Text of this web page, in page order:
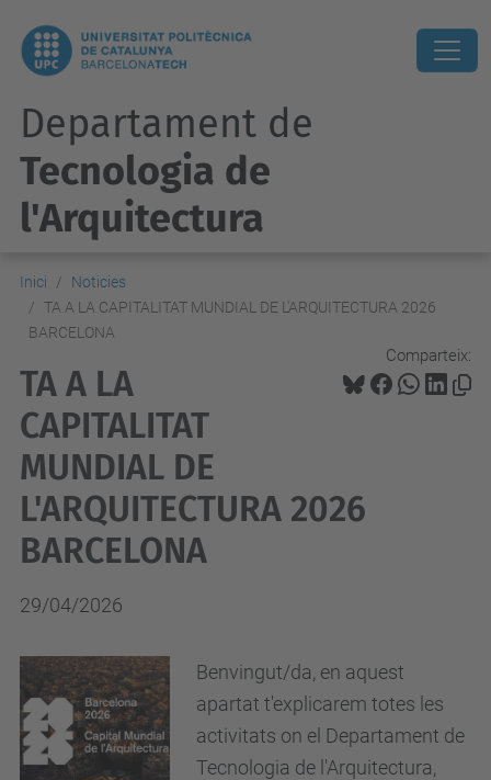
Departament de
Tecnologia de
l'Arquitectura
Inici
Noticies
TA A LA CAPITALITAT MUNDIAL DE L'ARQUITECTURA 2026
BARCELONA
Comparteix:
TA A LA
CAPITALITAT
MUNDIAL DE
L'ARQUITECTURA 2026
BARCELONA
29/04/2026
Benvingut/da, en aquest
apartat t'explicarem totes les
activitats on el Departament de
Tecnologia de l'Arquitectura,